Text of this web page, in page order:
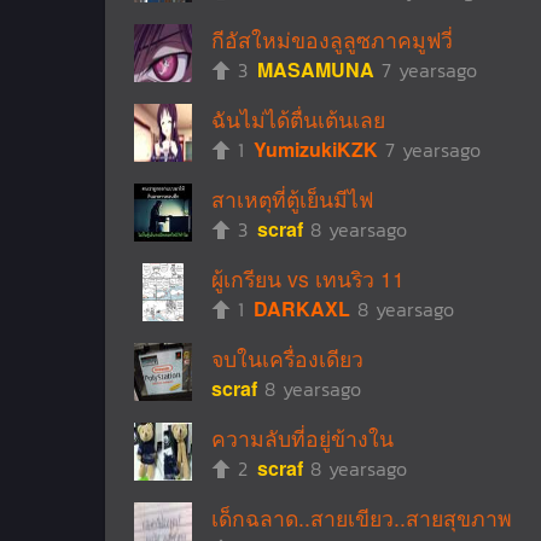
กีอัสใหม่ของลูลูซภาคมูฟวี่
3 MASAMUNA 7 yearsago
ฉันไม่ได้ตื่นเต้นเลย
1 YumizukiKZK 7 yearsago
สาเหตุที่ตู้เย็นมีไฟ
3 scraf 8 yearsago
ผู้เกรียน vs เทนริว 11
1 DARKAXL 8 yearsago
จบในเครื่องเดียว
scraf 8 yearsago
ความลับที่อยู่ข้างใน
2 scraf 8 yearsago
เด็กฉลาด..สายเขียว..สายสุขภาพ